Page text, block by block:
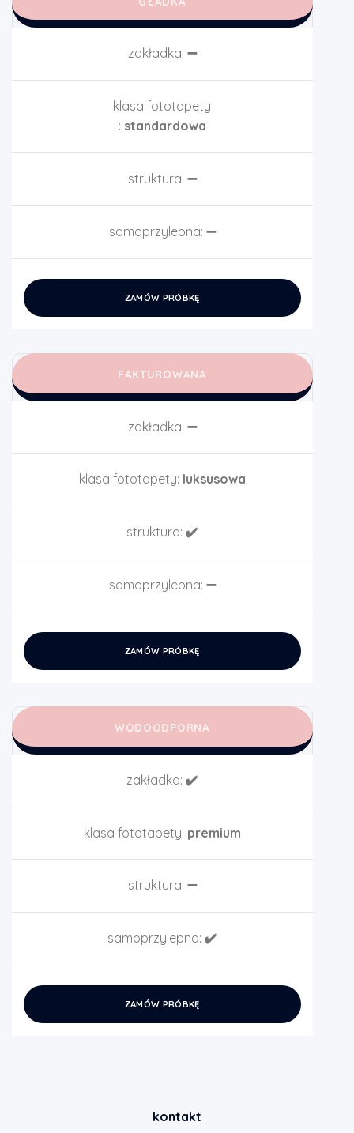
zakładka: ➖
klasa fototapety
: standardowa
struktura: ➖
samoprzylepna: ➖
ZAMÓW PRÓBKĘ
FAKTUROWANA
zakładka: ➖
klasa fototapety: luksusowa
struktura: ✔️
samoprzylepna: ➖
ZAMÓW PRÓBKĘ
WODOODPORNA
zakładka: ✔️
klasa fototapety: premium
struktura: ➖
samoprzylepna: ✔️
ZAMÓW PRÓBKĘ
kontakt